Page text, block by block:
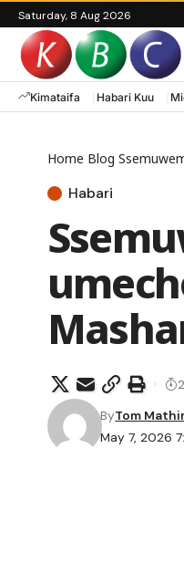
Saturday, 8 Aug 2026
Kimataifa Habari Kuu
Home Blog
Habari
May 7, 2026
ByTom